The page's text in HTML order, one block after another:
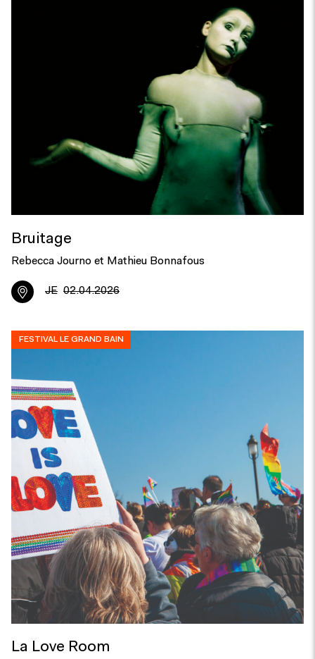
Bruitage
Rebecca Journo et Mathieu Bonnafous
JE 02.04.2026
FESTIVAL LE GRAND BAIN
La Love Room